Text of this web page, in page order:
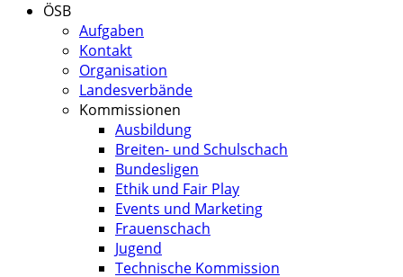
ÖSB
Aufgaben
Kontakt
Organisation
Landesverbände
Kommissionen
Ausbildung
Breiten- und Schulschach
Bundesligen
Ethik und Fair Play
Events und Marketing
Frauenschach
Jugend
Technische Kommission